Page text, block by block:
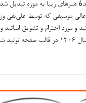
و مورد احترام و تشویق
گرفت.